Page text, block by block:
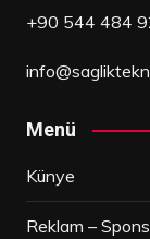
+90 544 484
Menü
Künye
Reklam –